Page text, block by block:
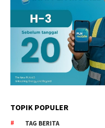
TOPIK POPULER
TAG BERITA